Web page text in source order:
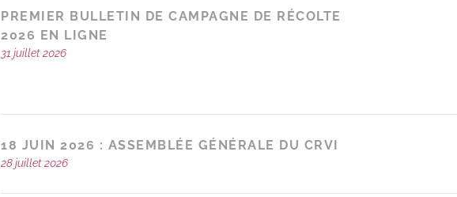
PREMIER BULLETIN DE CAMPAGNE DE RÉCOLTE
2026 EN LIGNE
31 juillet 2026
18 JUIN 2026 : ASSEMBLÉE GÉNÉRALE DU CRVI
28 juillet 2026